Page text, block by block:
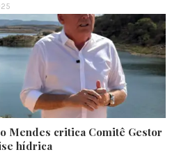
Mendes critica Comitê Gestor
hídrica